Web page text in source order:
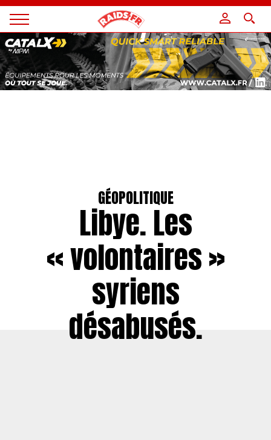
Magazine
Raids
GÉOPOLITIQUE
Libye. Les
« volontaires »
syriens
désabusés.
Panneau de gestion des cookies